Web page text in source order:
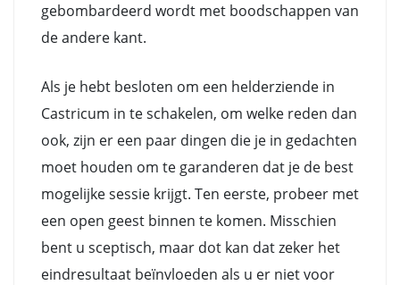
gebombardeerd wordt met boodschappen van
de andere kant.
Als je hebt besloten om een helderziende in
Castricum in te schakelen, om welke reden dan
ook, zijn er een paar dingen die je in gedachten
moet houden om te garanderen dat je de best
mogelijke sessie krijgt. Ten eerste, probeer met
een open geest binnen te komen. Misschien
bent u sceptisch, maar dot kan dat zeker het
eindresultaat beïnvloeden als u er niet voor